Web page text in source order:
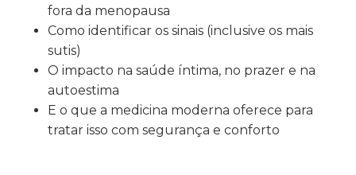
fora da menopausa
Como identificar os sinais (inclusive os mais
sutis)
O impacto na saúde íntima, no prazer e na
autoestima
E o que a medicina moderna oferece para
tratar isso com segurança e conforto